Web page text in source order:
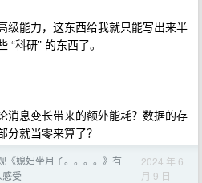
级能力，这东西给我就只能写出来半
科研” 的东西了。
消息变长带来的额外能耗？数据的存
就当零来算了？
《媳妇坐月子。。。。》有
受
2024 年 6
月 9 日